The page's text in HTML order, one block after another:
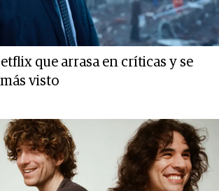
que arrasa en críticas y se
visto